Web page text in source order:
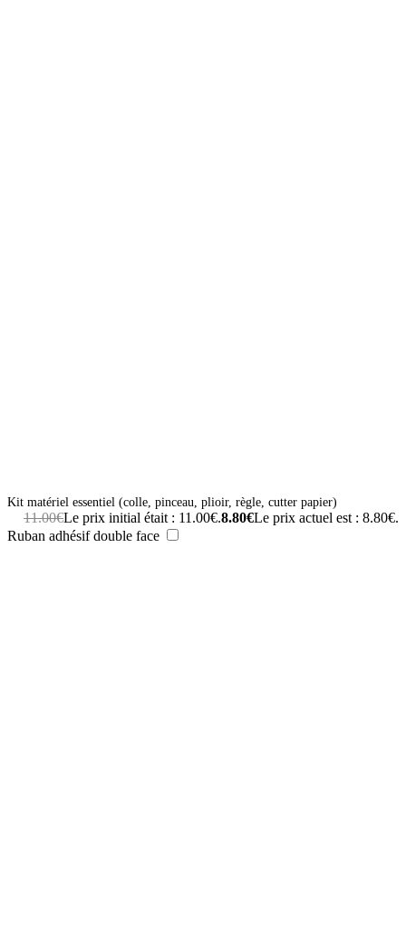
Kit matériel essentiel (colle, pinceau, plioir, règle, cutter papier)
11.00€Le prix initial était : 11.00€.8.80€Le prix actuel est : 8.80€.
Ruban adhésif double face